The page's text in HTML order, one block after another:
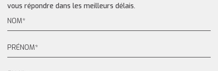
vous répondre dans les meilleurs délais.